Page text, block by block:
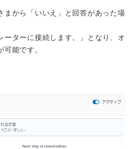
まから「いいえ」と回答があった場
ーターに接続します。」となり、オ
能です。